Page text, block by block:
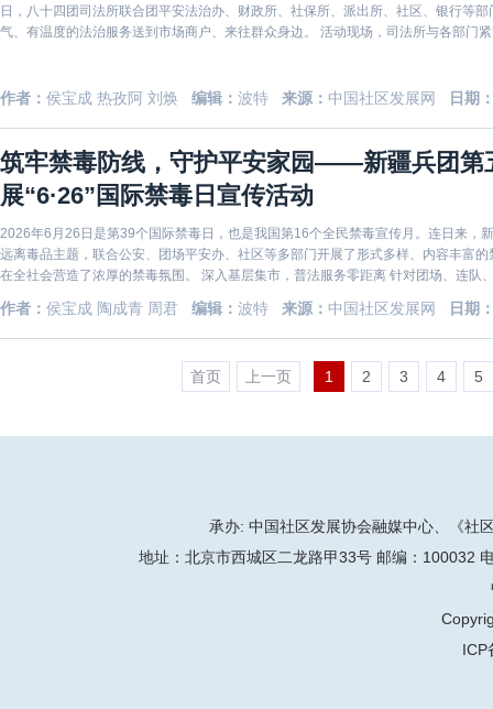
日，八十四团司法所联合团平安法治办、财政所、社保所、派出所、社区、银行等
气、有温度的法治服务送到市场商户、来往群众身边。 活动现场，司法所与各部门紧密协作，充分发挥各自职能优势，将专业的法律知识与金融风
作者： 侯宝成 热孜阿 刘焕 编辑： 波特 来源： 中国社区发展网 日期
筑牢禁毒防线，守护平安家园——新疆兵团第
展“6·26”国际禁毒日宣传活动
2026年6月26日是第39个国际禁毒日，也是我国第16个全民禁毒宣传月。连日来，
远离毒品主题，联合公安、团场平安办、社区等多部门开展了形式多样、内容丰富
在全社会营造了浓厚的禁毒氛围。 深入基层集市，普法服务零距离 针对团场、连
作者： 侯宝成 陶成青 周君 编辑： 波特 来源： 中国社区发展网 日期
首页 上一页 1 2 3 4 5
承办: 中国社区发展协会融媒中心、《社
地址：北京市西城区二龙路甲33号 邮编：100032
ICP